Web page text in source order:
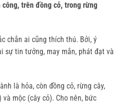
trên đồng cỏ, trong rừng
chắn ai cũng thích thú. Bởi, ý
sự tin tưởng, may mắn, phát đạt và
là hỏa, còn đồng cỏ, rừng cây,
mộc (cây cỏ). Cho nên, bức